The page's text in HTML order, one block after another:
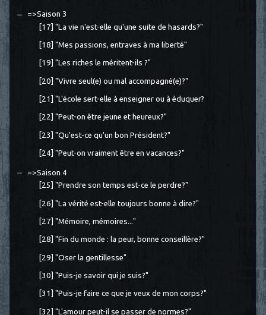
=>Saison 3
[17] "La vie n'est-elle qu'une suite de hasards?"
[18] "Mes passions, entraves à ma liberté"
[19] "Les riches le méritent-ils ?"
[20] "Vivre seul(e) ou mal accompagné(e)?"
[21] "L'école sert-elle à enseigner ou à éduquer?
[22] "Peut-on être jeune et heureux?"
[23] "Qu'est-ce qu'un bon Président?"
[24] "Peut-on vraiment être en vacances?"
=>Saison 4
[25] "Prendre son temps est-ce le perdre?"
[26] "La vérité est-elle toujours bonne à dire?"
[27] "Mémoire, mémoires..."
[28] "Fin du monde : la peur, bonne conseillère?"
[29] "Oser la gentillesse"
[30] "Puis-je savoir qui je suis?"
[31] "Puis-je faire ce que je veux de mon corps?"
[32] "L'amour peut-il se passer de normes?"